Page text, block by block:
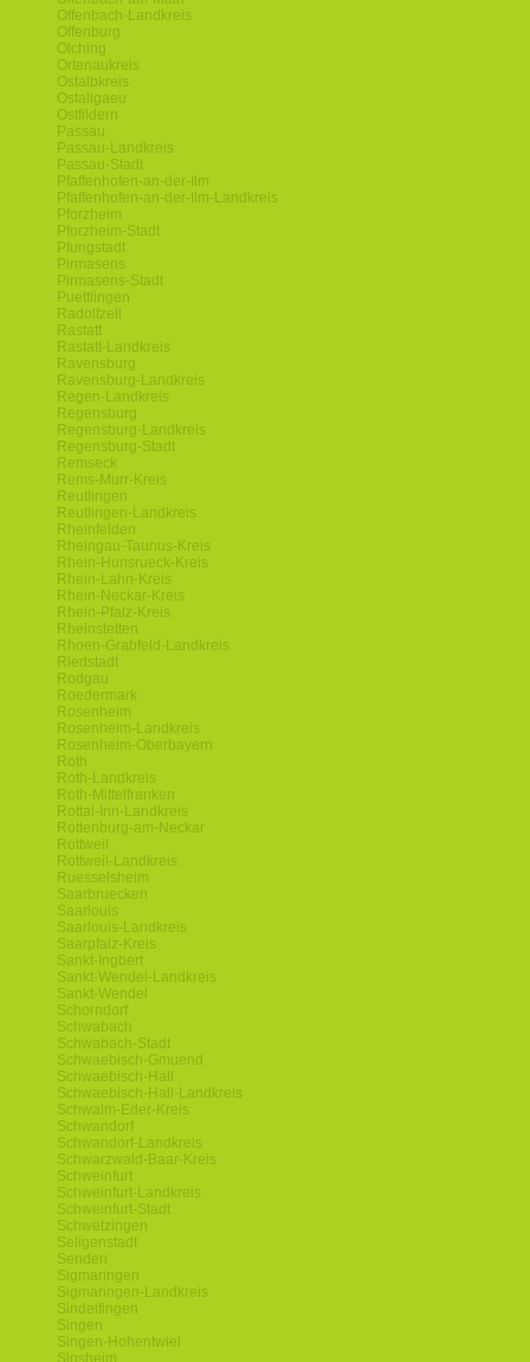
Offenbach-Landkreis
Offenburg
Olching
Ortenaukreis
Ostalbkreis
Ostallgaeu
Ostfildern
Passau
Passau-Landkreis
Passau-Stadt
Pfaffenhofen-an-der-Ilm
Pfaffenhofen-an-der-Ilm-Landkreis
Pforzheim
Pforzheim-Stadt
Pfungstadt
Pirmasens
Pirmasens-Stadt
Puettlingen
Radolfzell
Rastatt
Rastatt-Landkreis
Ravensburg
Ravensburg-Landkreis
Regen-Landkreis
Regensburg
Regensburg-Landkreis
Regensburg-Stadt
Remseck
Rems-Murr-Kreis
Reutlingen
Reutlingen-Landkreis
Rheinfelden
Rheingau-Taunus-Kreis
Rhein-Hunsrueck-Kreis
Rhein-Lahn-Kreis
Rhein-Neckar-Kreis
Rhein-Pfalz-Kreis
Rheinstetten
Rhoen-Grabfeld-Landkreis
Riedstadt
Rodgau
Roedermark
Rosenheim
Rosenheim-Landkreis
Rosenheim-Oberbayern
Roth
Roth-Landkreis
Roth-Mittelfranken
Rottal-Inn-Landkreis
Rottenburg-am-Neckar
Rottweil
Rottweil-Landkreis
Ruesselsheim
Saarbruecken
Saarlouis
Saarlouis-Landkreis
Saarpfalz-Kreis
Sankt-Ingbert
Sankt-Wendel-Landkreis
Sankt-Wendel
Schorndorf
Schwabach
Schwabach-Stadt
Schwaebisch-Gmuend
Schwaebisch-Hall
Schwaebisch-Hall-Landkreis
Schwalm-Eder-Kreis
Schwandorf
Schwandorf-Landkreis
Schwarzwald-Baar-Kreis
Schweinfurt
Schweinfurt-Landkreis
Schweinfurt-Stadt
Schwetzingen
Seligenstadt
Senden
Sigmaringen
Sigmaringen-Landkreis
Sindelfingen
Singen
Singen-Hohentwiel
Sinsheim